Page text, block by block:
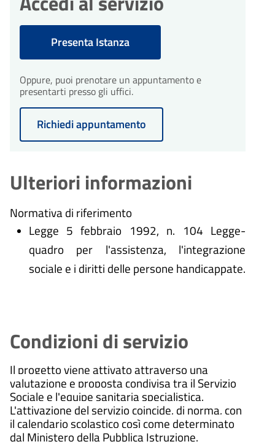
dall'avvio del procedimento.
30
giorni
Conclusione del
procedimento
Il procedimento amministrativo
sarà concluso entro un massimo
dell'istanza.
Durante l'istruttoria, potrebbero
comune ti invierà una richiesta di
integrazioni entro 10 giorni
dall'avvio del procedimento.
30
giorni
Conclusione del
procedimento
Il procedimento amministrativo
Presenta Istanza
Oppure, puoi prenotare un appuntamento e
presentarti presso gli uffici.
Richiedi appuntamento
Ulteriori informazioni
Normativa di riferimento
Legge 5 febbraio 1992, n. 104 Legge-
quadro per l'assistenza, l'integrazione
sociale e i diritti delle persone handicappate.
Condizioni di servizio
Il progetto viene attivato attraverso una
valutazione e proposta condivisa tra il Servizio
Sociale e l'equipe sanitaria specialistica.
L'attivazione del servizio coincide, di norma, con
il calendario scolastico così come determinato
dal Ministero della Pubblica Istruzione.